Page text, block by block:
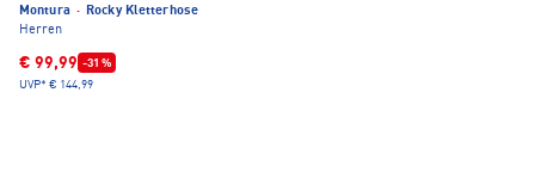
Montura · Rocky Kletterhose
Herren
€ 99,99 -31 %
UVP* € 144,99